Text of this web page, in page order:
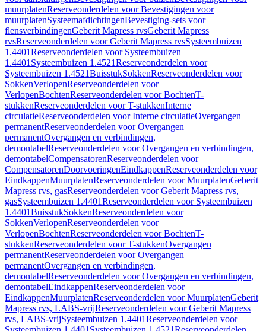
muurplatenReserveonderdelen voor Bevestigingen voor
muurplatenSysteemafdichtingenBevestiging-sets voor
flensverbindingenGeberit Mapress rvsGeberit Mapress
rvsReserveonderdelen voor Geberit Mapress rvsSysteembuizen
1.4401Reserveonderdelen voor Systeembuizen
1.4401 Systeembuizen 1.4521Reserveonderdelen voor
Systeembuizen 1.4521BuisstukSokkenReserveonderdelen voor
SokkenVerlopenReserveonderdelen voor
VerlopenBochtenReserveonderdelen voor BochtenT-
stukkenReserveonderdelen voor T-stukkenInterne
circulatieReserveonderdelen voor Interne circulatieOvergangen
permanentReserveonderdelen voor Overgangen
permanentOvergangen en verbindingen,
demontabelReserveonderdelen voor Overgangen en verbindingen,
demontabelCompensatorenReserveonderdelen voor
CompensatorenDoorvoeringenEindkappenReserveonderdelen voor
EindkappenMuurplatenReserveonderdelen voor MuurplatenGeberit
Mapress rvs, gasReserveonderdelen voor Geberit Mapress rvs,
gasSysteembuizen 1.4401Reserveonderdelen voor Systeembuizen
1.4401BuisstukSokkenReserveonderdelen voor
SokkenVerlopenReserveonderdelen voor
VerlopenBochtenReserveonderdelen voor BochtenT-
stukkenReserveonderdelen voor T-stukkenOvergangen
permanentReserveonderdelen voor Overgangen
permanentOvergangen en verbindingen,
demontabelReserveonderdelen voor Overgangen en verbindingen,
demontabelEindkappenReserveonderdelen voor
EindkappenMuurplatenReserveonderdelen voor MuurplatenGeberit
Mapress rvs, LABS-vrijReserveonderdelen voor Geberit Mapress
rvs, LABS-vrijSysteembuizen 1.4401Reserveonderdelen voor